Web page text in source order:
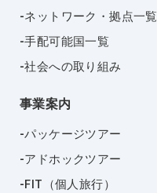
ネットワーク・拠点一覧
手配可能国一覧
社会への取り組み
事業案内
パッケージツアー
アドホックツアー
FIT（個人旅行）